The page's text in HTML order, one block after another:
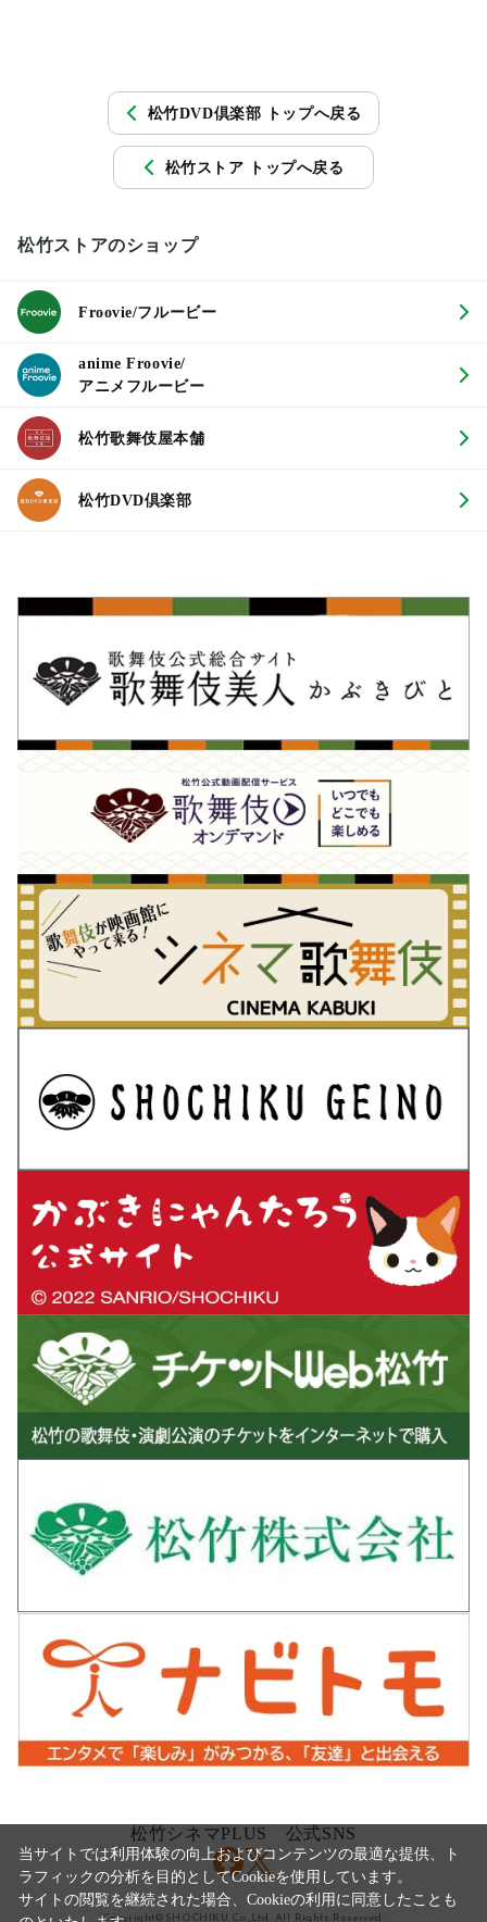
松竹DVD倶楽部 トップへ戻る
松竹ストア トップへ戻る
松竹ストアのショップ
Froovie/フルービー
anime Froovie/
アニメフルービー
松竹歌舞伎屋本舗
松竹DVD倶楽部
松竹シネマPLUS 公式SNS
Copyright©SHOCHIKU Co.,Ltd. All Rights Reserved.
当サイトでは利用体験の向上およびコンテンツの最適な提供、ト
ラフィックの分析を目的としてCookieを使用しています。
サイトの閲覧を継続された場合、Cookieの利用に同意したことも